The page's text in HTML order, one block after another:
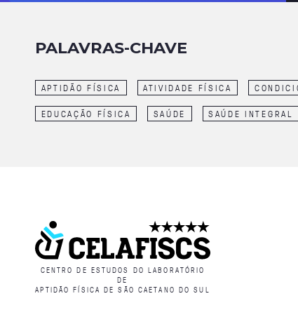
PALAVRAS-CHAVE
APTIDÃO FÍSICA ATIVIDADE FÍSICA
EDUCAÇÃO FÍSICA SAÚDE SAÚDE INTEGRAL
CENTRO DE ESTUDOS DO LABORATÓRIO
DE
APTIDÃO FÍSICA DE SÃO CAETANO DO SUL